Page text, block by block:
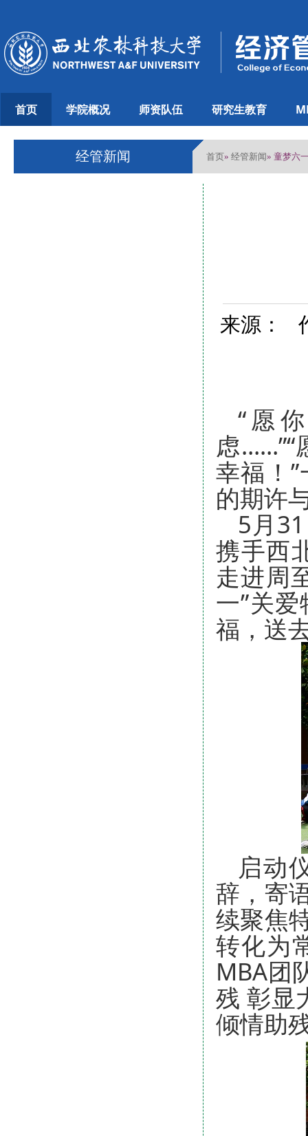
首页 学院概况 师资队伍 研究生教育
经管新闻 首页» 经管新闻» 童梦六
来源：
“愿
虑……”“
幸福！
的期许
5月
携手西
走进周
一”关
福，送
启动
辞，寄
续聚焦
转化为
MBA团
残 彰显
倾情助